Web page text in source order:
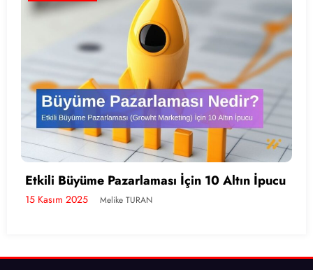
Etkili E-İhracat Yönetimi İçin 10 Altın İpucu
14 Kasım 2025 Melike TURAN